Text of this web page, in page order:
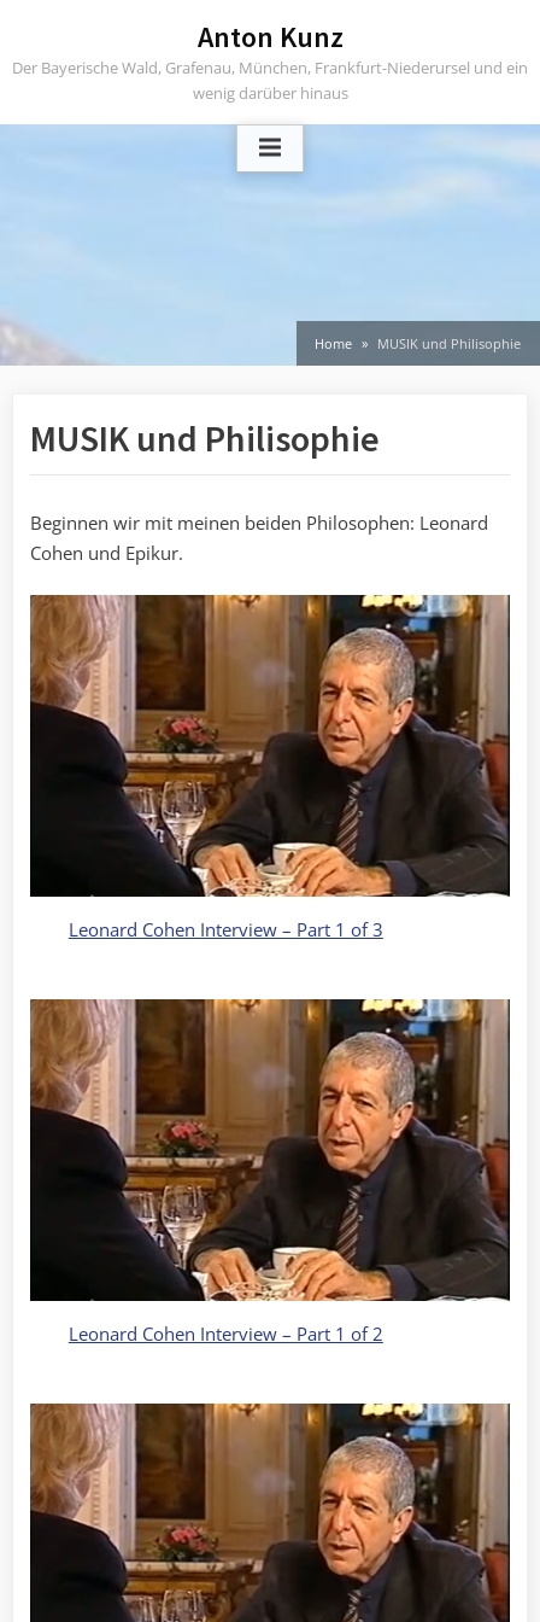
content
Anton Kunz
Der Bayerische Wald, Grafenau, München, Frankfurt-Niederursel und ein
wenig darüber hinaus
Home MUSIK und Philisophie
MUSIK und Philisophie
Beginnen wir mit meinen beiden Philosophen: Leonard
Cohen und Epikur.
Leonard Cohen Interview – Part 1 of 3
Leonard Cohen Interview – Part 1 of 2